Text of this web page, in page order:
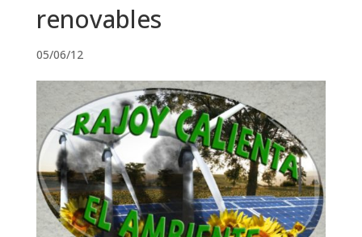
renovables
05/06/12